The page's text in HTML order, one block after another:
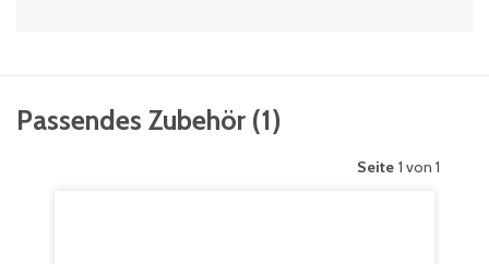
Passendes Zubehör (1)
Seite 1 von 1